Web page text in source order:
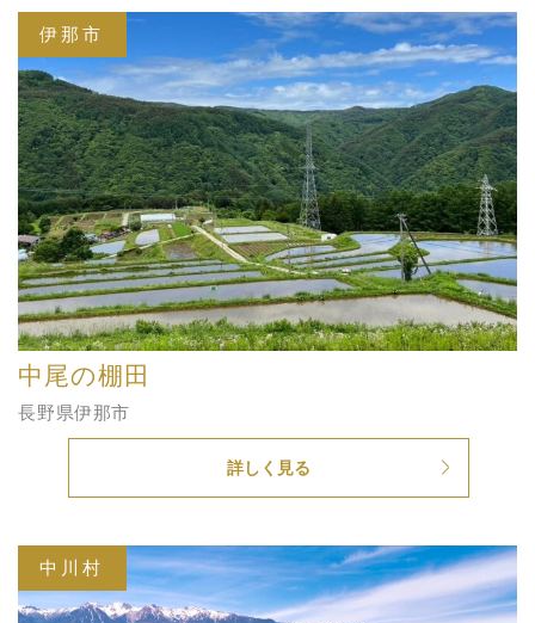
伊那市
中尾の棚田
長野県伊那市
詳しく見る
中川村